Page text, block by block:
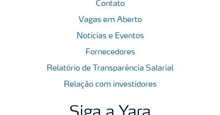
Contato
Vagas em Aberto
Notícias e Eventos
Fornecedores
Relatório de Transparência Salarial
Relação com investidores